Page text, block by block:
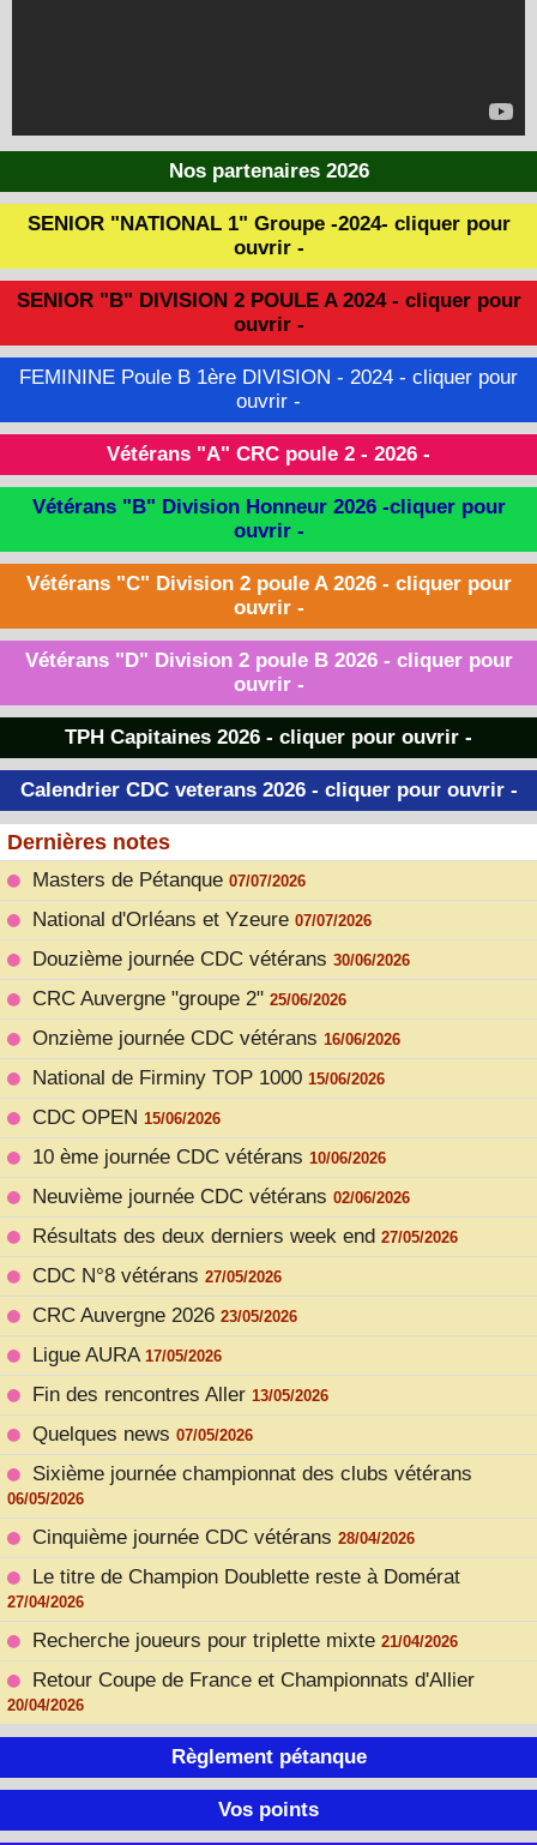
Nos partenaires 2026
SENIOR "NATIONAL 1" Groupe -2024- cliquer pour
ouvrir -
SENIOR "B" DIVISION 2 POULE A 2024 - cliquer pour
ouvrir -
FEMININE Poule B 1ère DIVISION - 2024 - cliquer pour
ouvrir -
Vétérans "A" CRC poule 2 - 2026 -
Vétérans "B" Division Honneur 2026 -cliquer pour
ouvrir -
Vétérans "C" Division 2 poule A 2026 - cliquer pour
ouvrir -
Vétérans "D" Division 2 poule B 2026 - cliquer pour
ouvrir -
TPH Capitaines 2026 - cliquer pour ouvrir -
Calendrier CDC veterans 2026 - cliquer pour ouvrir -
Dernières notes
Masters de Pétanque 07/07/2026
National d'Orléans et Yzeure 07/07/2026
Douzième journée CDC vétérans 30/06/2026
CRC Auvergne "groupe 2" 25/06/2026
Onzième journée CDC vétérans 16/06/2026
National de Firminy TOP 1000 15/06/2026
CDC OPEN 15/06/2026
10 ème journée CDC vétérans 10/06/2026
Neuvième journée CDC vétérans 02/06/2026
Résultats des deux derniers week end 27/05/2026
CDC N°8 vétérans 27/05/2026
CRC Auvergne 2026 23/05/2026
Ligue AURA 17/05/2026
Fin des rencontres Aller 13/05/2026
Quelques news 07/05/2026
Sixième journée championnat des clubs vétérans
06/05/2026
Cinquième journée CDC vétérans 28/04/2026
Le titre de Champion Doublette reste à Domérat
27/04/2026
Recherche joueurs pour triplette mixte 21/04/2026
Retour Coupe de France et Championnats d'Allier
20/04/2026
Règlement pétanque
Vos points